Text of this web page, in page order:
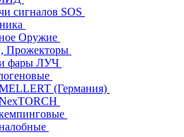
сигналов SOS
Оружие
Прожекторы
фары ЛУЧ
(Германия)